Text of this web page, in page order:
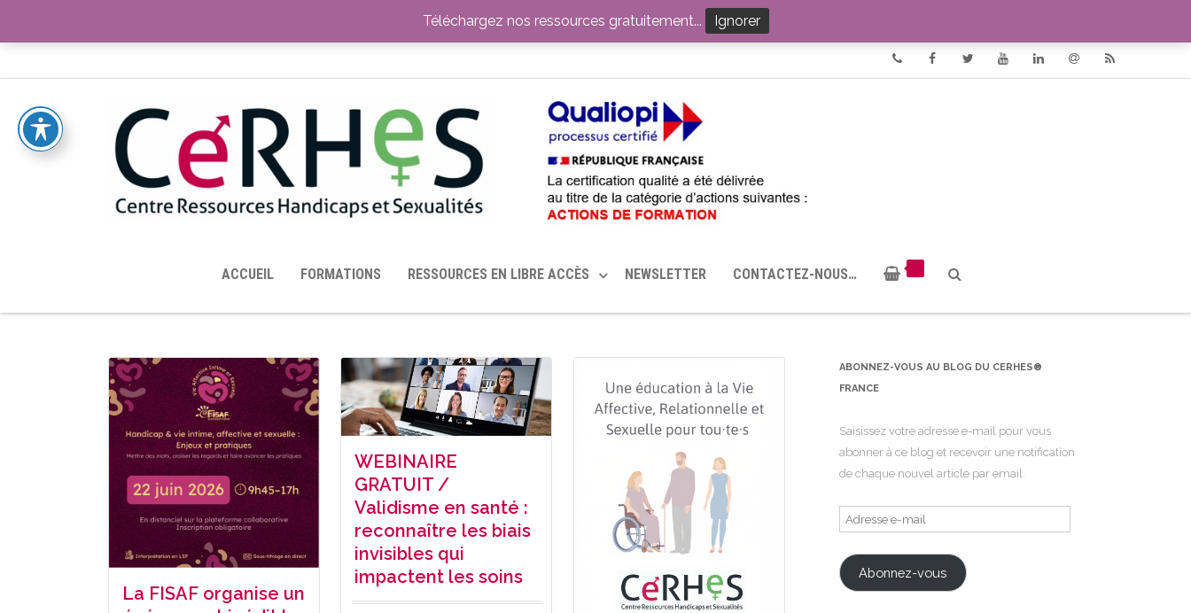
TOUTES LES RESSOURCES MISES À DISPOSITION PAR LE CERHES® FRANCE OUTILS EN SANTÉ SEXUELLE
ACCUEIL FORMATIONS RESSOURCES EN LIBRE ACCÈS NEWSLETTER CONTACTEZ-NOUS…
La FISAF organise un
WEBINAIRE
GRATUIT /
Validisme en santé :
reconnaître les biais
invisibles qui
impactent les soins
ABONNEZ-VOUS AU BLOG DU CERHES®
FRANCE
Saisissez votre adresse e-mail pour vous
abonner à ce blog et recevoir une notification
de chaque nouvel article par email.
Adresse
e-
mail
Abonnez-vous
Téléchargez nos ressources gratuitement... Ignorer